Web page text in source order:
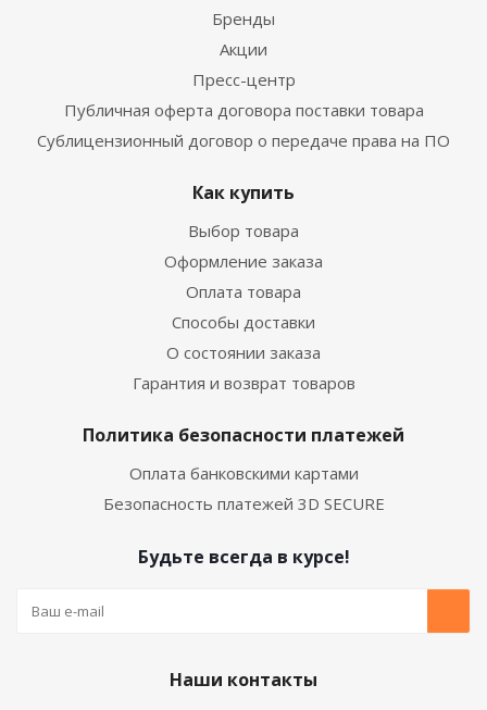
Бренды
Акции
Пресс-центр
Публичная оферта договора поставки товара
Сублицензионный договор о передаче права на ПО
Как купить
Выбор товара
Оформление заказа
Оплата товара
Способы доставки
О состоянии заказа
Гарантия и возврат товаров
Политика безопасности платежей
Оплата банковскими картами
Безопасность платежей 3D SECURE
Будьте всегда в курсе!
Наши контакты